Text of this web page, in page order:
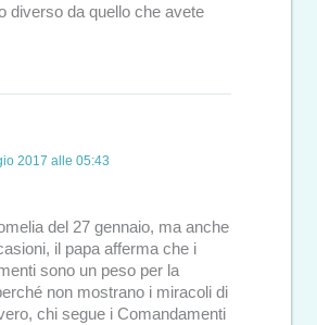
diverso da quello che avete
2017 alle 05:43
del 27 gennaio, ma anche
il papa afferma che i
sono un peso per la
non mostrano i miracoli di
chi segue i Comandamenti